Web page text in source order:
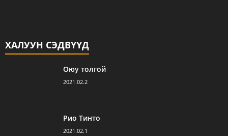
ХАЛУУН СЭДВҮҮД
Оюу толгой
2021.02.2
Рио Тинто
2021.02.1